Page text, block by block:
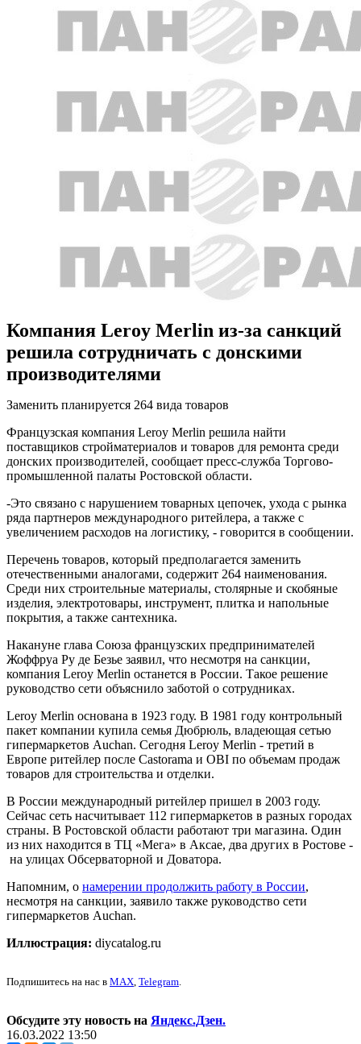
Компания Leroy Merlin из-за санкций
решила сотрудничать с донскими
производителями
Заменить планируется 264 вида товаров
Французская компания Leroy Merlin решила найти
поставщиков стройматериалов и товаров для ремонта среди
донских производителей, сообщает пресс-служба Торгово-
промышленной палаты Ростовской области.
-Это связано с нарушением товарных цепочек, ухода с рынка
ряда партнеров международного ритейлера, а также с
увеличением расходов на логистику, - говорится в сообщении.
Перечень товаров, который предполагается заменить
отечественными аналогами, содержит 264 наименования.
Среди них строительные материалы, столярные и скобяные
изделия, электротовары, инструмент, плитка и напольные
покрытия, а также сантехника.
Накануне глава Союза французских предпринимателей
Жоффруа Ру де Безье заявил, что несмотря на санкции,
компания Leroy Merlin останется в России. Такое решение
руководство сети объяснило заботой о сотрудниках.
Leroy Merlin основана в 1923 году. В 1981 году контрольный
пакет компании купила семья Дюбрюль, владеющая сетью
гипермаркетов Auchan. Сегодня Leroy Merlin - третий в
Европе ритейлер после Castorama и OBI по объемам продаж
товаров для строительства и отделки.
В России международный ритейлер пришел в 2003 году.
Сейчас сеть насчитывает 112 гипермаркетов в разных городах
страны. В Ростовской области работают три магазина. Один
из них находится в ТЦ «Мега» в Аксае, два других в Ростове -
на улицах Обсерваторной и Доватора.
Напомним, о намерении продолжить работу в России,
несмотря на санкции, заявило также руководство сети
гипермаркетов Auchan.
Иллюстрация: diycatalog.ru
Подпишитесь на нас в MAX, Telegram.
Обсудите эту новость на Яндекс.Дзен.
16.03.2022 13:50